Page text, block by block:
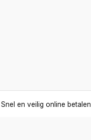
Snel en veilig online betalen